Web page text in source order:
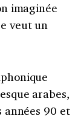
imaginée
veut un
arabes,
années 90 et